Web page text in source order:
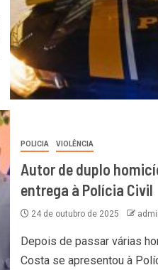
POLICIA VIOLÊNCIA
Autor de duplo
entrega à Polícia Civil
24 de outubro de 2025
Depois de passar várias
Costa se apresentou à